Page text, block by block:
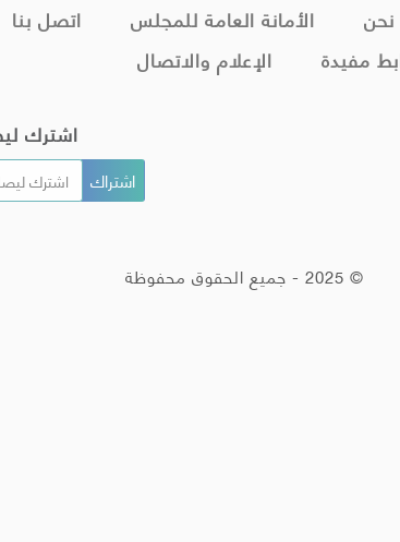
الأمانة العامة للمجلس اتصل بنا
مفيدة الإعلام والاتصال
اشترك
© 2025 - جميع الحقوق محفوظة